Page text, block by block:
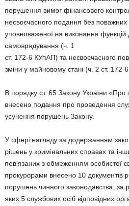
порушення вимог фінансово­го
несвоєчасного по­дан­ня без по­важ­них
уповноваженої на виконання
самоврядування (ч. 1
ст. 172-6 КУпАП) та несвоєчасного
зміни у майновому стані (ч. 2 ст. 172-
В порядку ст. 65 Закону України «Про
внесено подання про проведення
усунення порушень Закону.
У сфері нагляду за додержанням
рішень у криміналь­них справах та
пов’язаних з обме­женням особистої
прокуро­рами внесено 10 докумен­тів
порушень чинного законодавства, за
яких 5 службових осіб від­повідних